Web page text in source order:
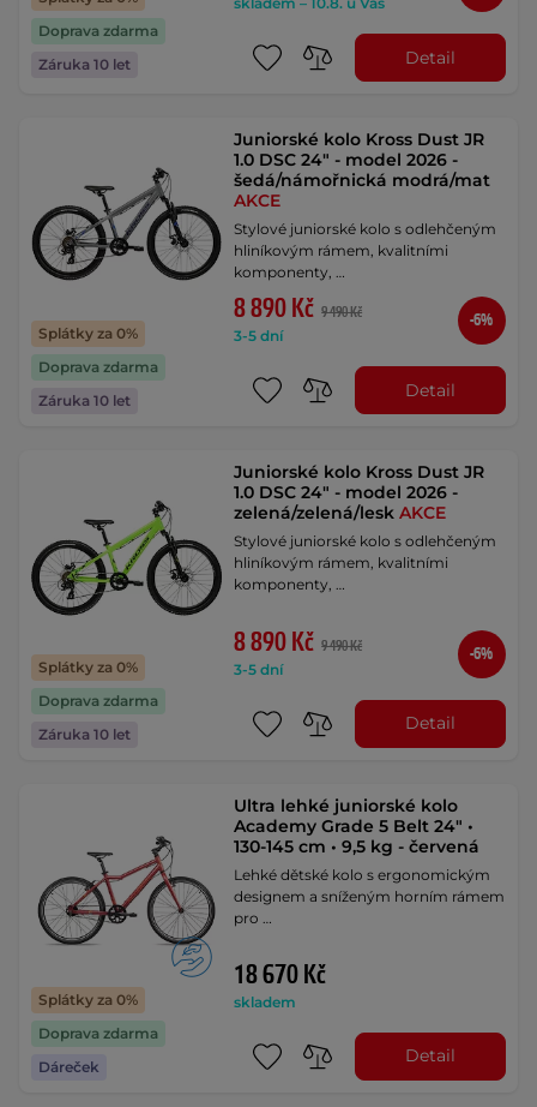
Doprava zdarma
Záruka 10 let
Detail
Splátky za 0%
Doprava zdarma
Záruka 10 let
Juniorské kolo Kross Dust JR
1.0 DSC 24" - model 2026 -
šedá/námořnická modrá/mat
AKCE
Stylové juniorské kolo s odlehčeným
hliníkovým rámem, kvalitními
komponenty, …
8 890 Kč 9 490 Kč
3-5 dní
-6%
Detail
Splátky za 0%
Doprava zdarma
Záruka 10 let
Juniorské kolo Kross Dust JR
1.0 DSC 24" - model 2026 -
zelená/zelená/leskAKCE
Stylové juniorské kolo s odlehčeným
hliníkovým rámem, kvalitními
komponenty, …
8 890 Kč 9 490 Kč
3-5 dní
-6%
Detail
Splátky za 0%
Doprava zdarma
Dáreček
Ultra lehké juniorské kolo
Academy Grade 5 Belt 24" •
130-145 cm • 9,5 kg - červená
Lehké dětské kolo s ergonomickým
designem a sníženým horním rámem
pro …
18 670 Kč
skladem
Detail